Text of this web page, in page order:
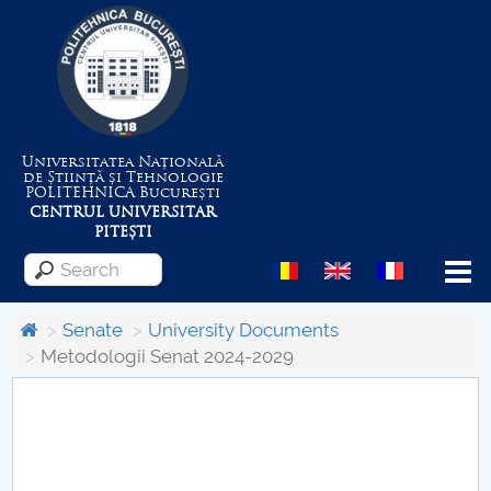
Universitatea Națională
de Știință și Tehnologie
POLITEHNICABucurești
CENTRUL UNIVERSITAR
PITEȘTI
Menu
About the University
Senate
University Documents
Metodologii Senat 2024-2029